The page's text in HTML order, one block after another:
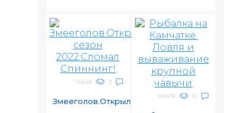
7.654K 3
Змееголов.Открыл
9.947K 10